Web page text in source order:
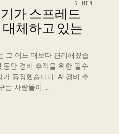
5 MIN
가 스프레드
체하고 있는
그 어느 때보다 편리해졌습
안 경비 추적을 위한 필수
등장했습니다: AI 경비 추
는 사람들이 …